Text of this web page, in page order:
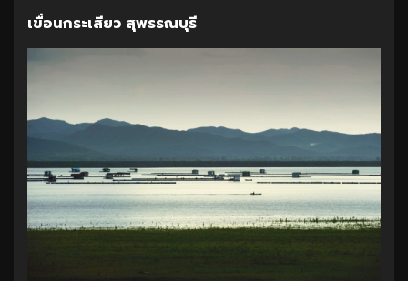
เขื่อนกระเสียว สุพรรณบุรี